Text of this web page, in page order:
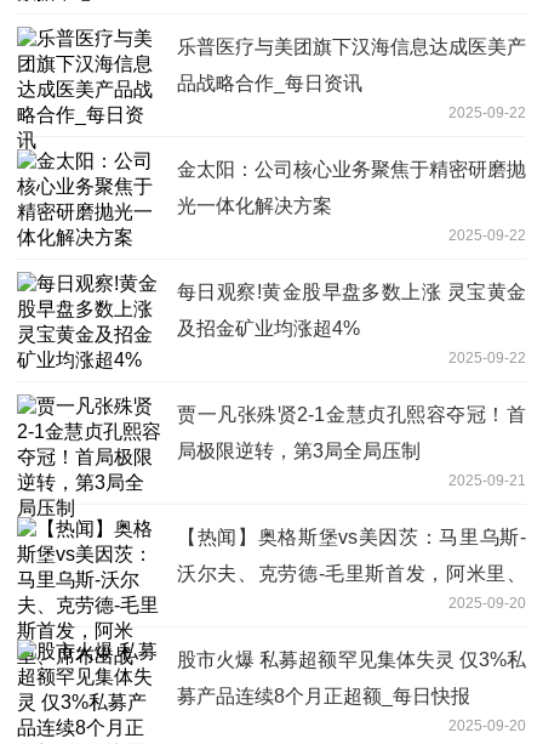
乐普医疗与美团旗下汉海信息达成医美产
品战略合作_每日资讯
2025-09-22
金太阳：公司核心业务聚焦于精密研磨抛
光一体化解决方案
2025-09-22
每日观察!黄金股早盘多数上涨 灵宝黄金
及招金矿业均涨超4%
2025-09-22
贾一凡张殊贤2-1金慧贞孔熙容夺冠！首
局极限逆转，第3局全局压制
2025-09-21
【热闻】奥格斯堡vs美因茨：马里乌斯-
沃尔夫、克劳德-毛里斯首发，阿米里、
2025-09-20
股市火爆 私募超额罕见集体失灵 仅3%私
募产品连续8个月正超额_每日快报
2025-09-20